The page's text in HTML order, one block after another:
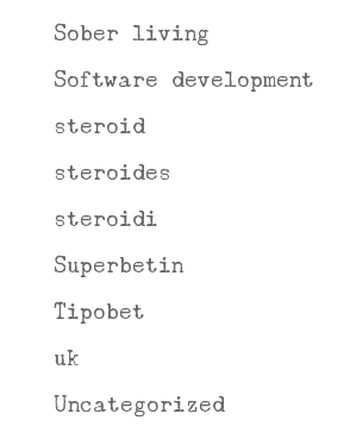
Sober living
Software development
steroid
steroides
steroidi
Superbetin
Tipobet
uk
Uncategorized